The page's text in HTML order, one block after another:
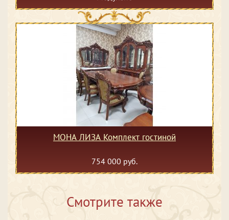
МОНА ЛИЗА Комплект гостиной
754 000 руб.
Смотрите также